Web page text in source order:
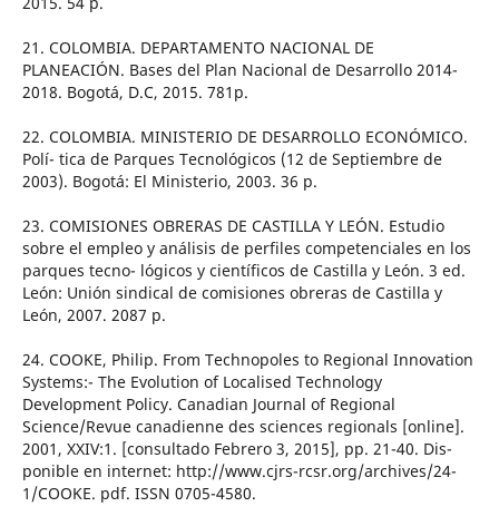
21. COLOMBIA. DEPARTAMENTO NACIONAL DE
PLANEACIÓN. Bases del Plan Nacional de Desarrollo 2014-
2018. Bogotá, D.C, 2015. 781p.
22. COLOMBIA. MINISTERIO DE DESARROLLO ECONÓMICO.
Polí- tica de Parques Tecnológicos (12 de Septiembre de
2003). Bogotá: El Ministerio, 2003. 36 p.
23. COMISIONES OBRERAS DE CASTILLA Y LEÓN. Estudio
sobre el empleo y análisis de perfiles competenciales en los
parques tecno- lógicos y científicos de Castilla y León. 3 ed.
León: Unión sindical de comisiones obreras de Castilla y
León, 2007. 2087 p.
24. COOKE, Philip. From Technopoles to Regional Innovation
Systems:- The Evolution of Localised Technology
Development Policy. Canadian Journal of Regional
Science/Revue canadienne des sciences regionals [online].
2001, XXIV:1. [consultado Febrero 3, 2015], pp. 21-40. Dis-
ponible en internet: http://www.cjrs-rcsr.org/archives/24-
1/COOKE. pdf. ISSN 0705-4580.